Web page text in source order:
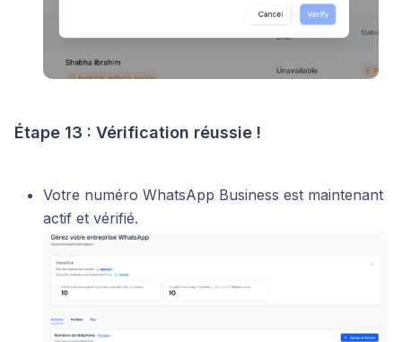
Étape 13 : Vérification réussie !
Votre numéro WhatsApp Business est maintenant
actif et vérifié.